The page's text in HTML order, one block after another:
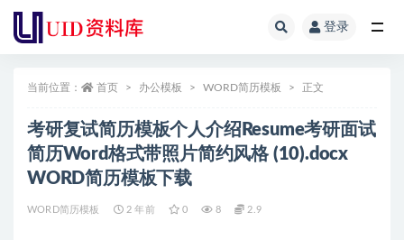
登录
当前位置： 首页 办公模板 WORD简历模板 正文
考研复试简历模板个人介绍Resume考研面试
简历Word格式带照片简约风格 (10).docx
WORD简历模板下载
WORD简历模板 2 年前 0 8 2.9